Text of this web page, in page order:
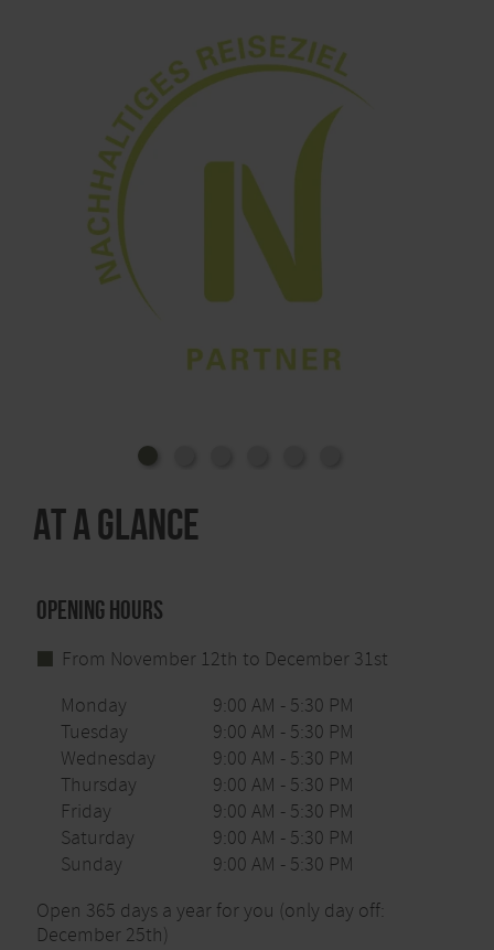
At a glance
Opening hours
From November 12th to December 31st
Monday
9:00 AM - 5:30 PM
Tuesday
9:00 AM - 5:30 PM
Wednesday
9:00 AM - 5:30 PM
Thursday
9:00 AM - 5:30 PM
Friday
9:00 AM - 5:30 PM
Saturday
9:00 AM - 5:30 PM
Sunday
9:00 AM - 5:30 PM
Open 365 days a year for you (only day off:
December 25th)